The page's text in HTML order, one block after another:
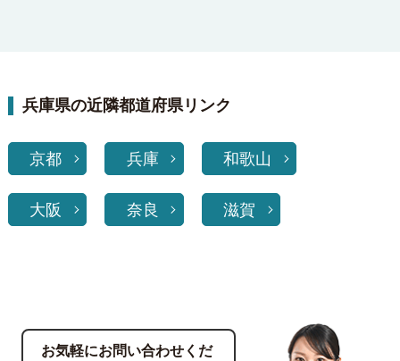
兵庫県の近隣都道府県リンク
京都 兵庫 和歌山
大阪 奈良 滋賀
お気軽にお問い合わせくだ